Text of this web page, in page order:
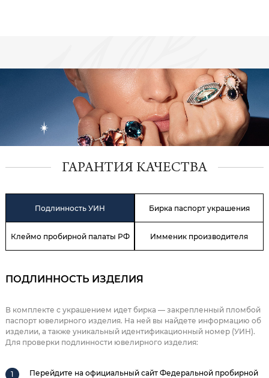
ГАРАНТИЯ КАЧЕСТВА
Подлинность УИН Бирка паспорт украшения
Клеймо пробирной палаты РФ Имменик производителя
ПОДЛИННОСТЬ ИЗДЕЛИЯ
В комплекте с украшением идет бирка — закрепленный пломбой
паспорт ювелирного изделия. На ней вы найдете информацию об
изделии, а также уникальный идентификационный номер (УИН).
Для проверки подлинности ювелирного изделия:
Перейдите на официальный сайт Федеральной пробирной